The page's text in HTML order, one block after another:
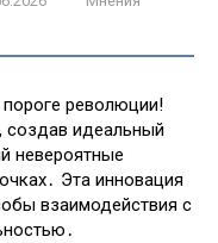
пороге революции!
создав идеальный
невероятные
Эта инновация
взаимодействия с